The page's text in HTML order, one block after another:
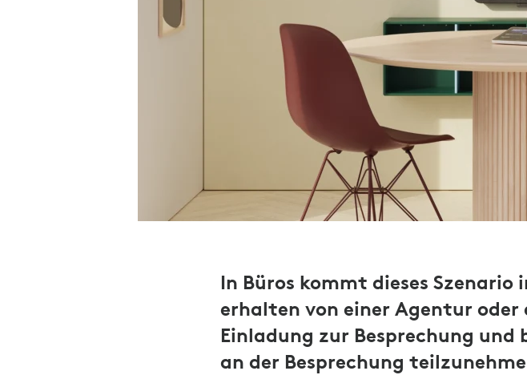
In Büros kommt dieses
erhalten von einer Agentur
Einladung zur Besprechung
an der Besprechung